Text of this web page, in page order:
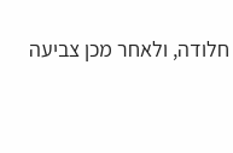
ולאחר מכן צביעה